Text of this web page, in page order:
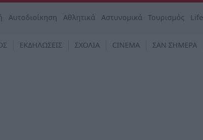
Αυτοδιοίκηση Αθλητικά Αστυνομικά Τουρισμός Life
ΕΚΔΗΛΩΣΕΙΣ ΣΧΟΛΙΑ CINEMA ΣΑΝ ΣΗΜΕΡΑ